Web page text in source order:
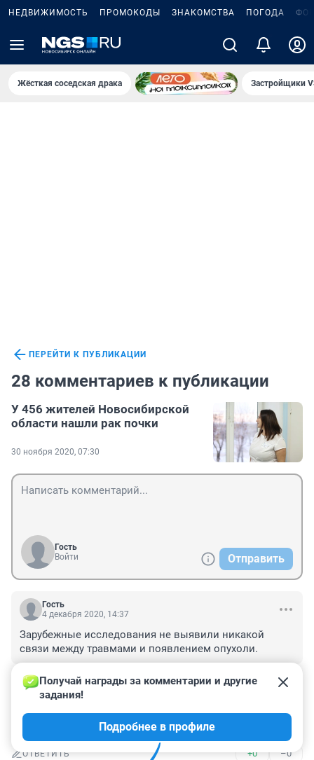
НЕДВИЖИМОСТЬ ПРОМОКОДЫ ЗНАКОМСТВА ПОГОДА
Жёсткая соседская драка Застройщики
ПЕРЕЙТИ К ПУБЛИКАЦИИ
28 комментариев к публикации
У 456 жителей Новосибирской
области нашли рак почки
30 ноября 2020, 07:30
Гость
Войти
Отправить
Гость
4 декабря 2020, 14:37
Зарубежные исследования не выявили никакой
связи между травмами и появлением опухоли.
ОТВЕТИТЬ –1
Гость
ОТВЕТИТЬ +0 –0
Получай награды за комментарии и другие
задания!
Подробнее в профиле